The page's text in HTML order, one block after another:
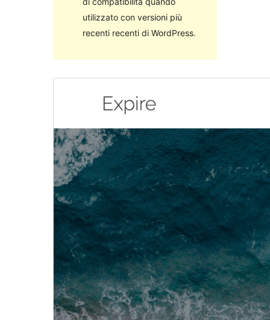
utilizzato con versioni più
recenti recenti di WordPress.